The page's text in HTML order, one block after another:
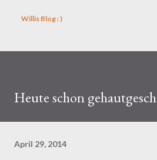
Willis Blog : )
Heute schon
April 29, 2014